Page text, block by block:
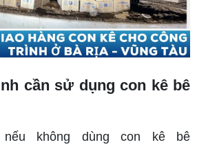
cần sử dụng con kê bê
không dùng con kê bê